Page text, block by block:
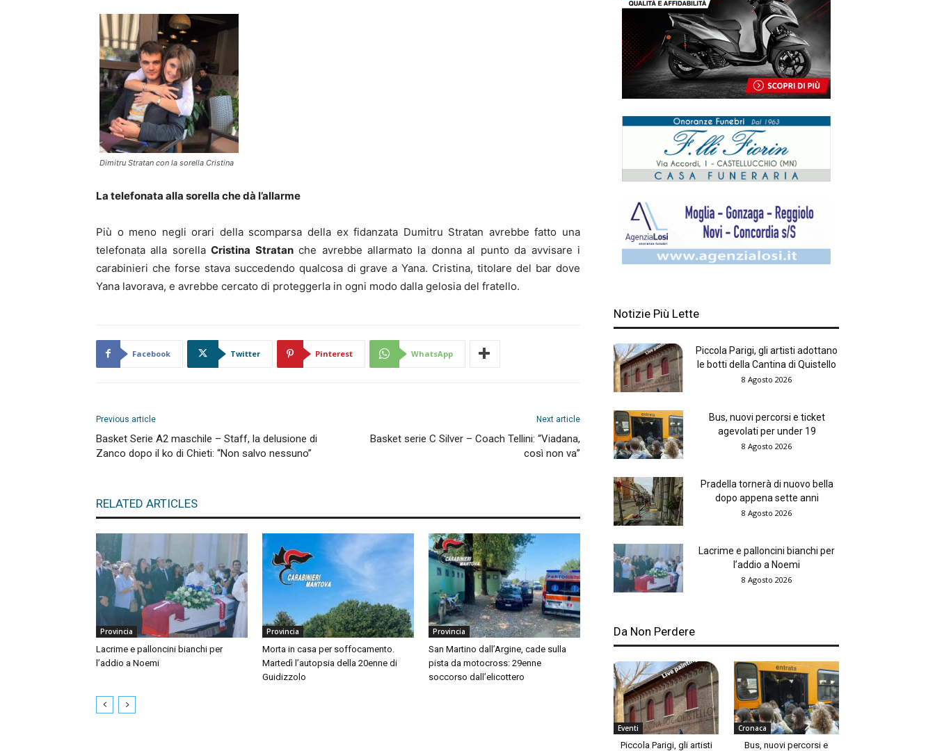
Dimitru Stratan con la sorella Cristina
La telefonata alla sorella che dà l’allarme
Più o meno negli orari della scomparsa della ex fidanzata Dumitru Stratan avrebbe fatto una
telefonata alla sorellaCristina Stratanche avrebbe allarmato la donna al punto da avvisare i
carabinieri che forse stava succedendo qualcosa di grave a Yana. Cristina, titolare del bar dove
Yana lavorava, e avrebbe cercato di proteggerla in ogni modo dalla gelosia del fratello.
Facebook Twitter Pinterest WhatsApp
Previous article
Basket Serie A2 maschile – Staff, la delusione di
Zanco dopo il ko di Chieti: “Non salvo nessuno”
Next article
Basket serie C Silver – Coach Tellini: “Viadana,
così non va”
RELATED ARTICLES
Provincia
Lacrime e palloncini bianchi per
l’addio a Noemi
Provincia
Morta in casa per soffocamento.
Martedì l’autopsia della 20enne di
Guidizzolo
Provincia
San Martino dall’Argine, cade sulla
pista da motocross: 29enne
soccorso dall’elicottero
Notizie Più Lette
Piccola Parigi, gli artisti adottano
le botti della Cantina di Quistello
8 Agosto 2026
Bus, nuovi percorsi e ticket
agevolati per under 19
8 Agosto 2026
Pradella tornerà di nuovo bella
dopo appena sette anni
8 Agosto 2026
Lacrime e palloncini bianchi per
l’addio a Noemi
8 Agosto 2026
Da Non Perdere
Eventi
Piccola Parigi, gli artisti
Cronaca
Bus, nuovi percorsi e